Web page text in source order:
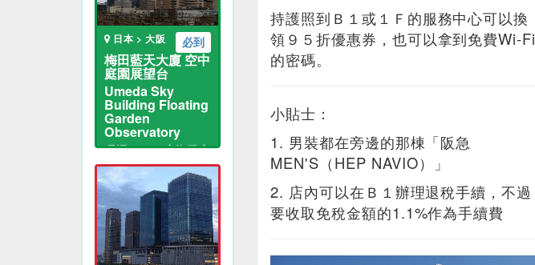
必到
日本 > 大阪
梅田藍天大廈 空中
庭園展望台
Umeda Sky
Building Floating
Garden
Observatory
環迴３６０度梅田夜
景
持護照到Ｂ１或１Ｆ的服務中心可以換
領９５折優惠券，也可以拿到免費Wi-Fi
的密碼。
小貼士：
1. 男裝都在旁邊的那棟「阪急
MEN'S（HEP NAVIO）」
2. 店內可以在Ｂ１辦理退稅手續，不過
要收取免稅金額的1.1%作為手續費